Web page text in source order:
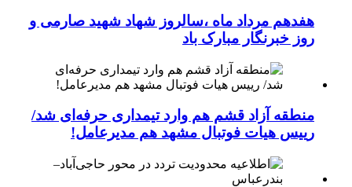
هفدهم مرداد ماه ،سالروز شهاد شهید صارمی و
روز خبرنگار مبارک باد
منطقه آزاد قشم هم وارد تیمداری حرفه‌ای شد/
رییس هیات فوتبال مشهد هم مدیرعامل!